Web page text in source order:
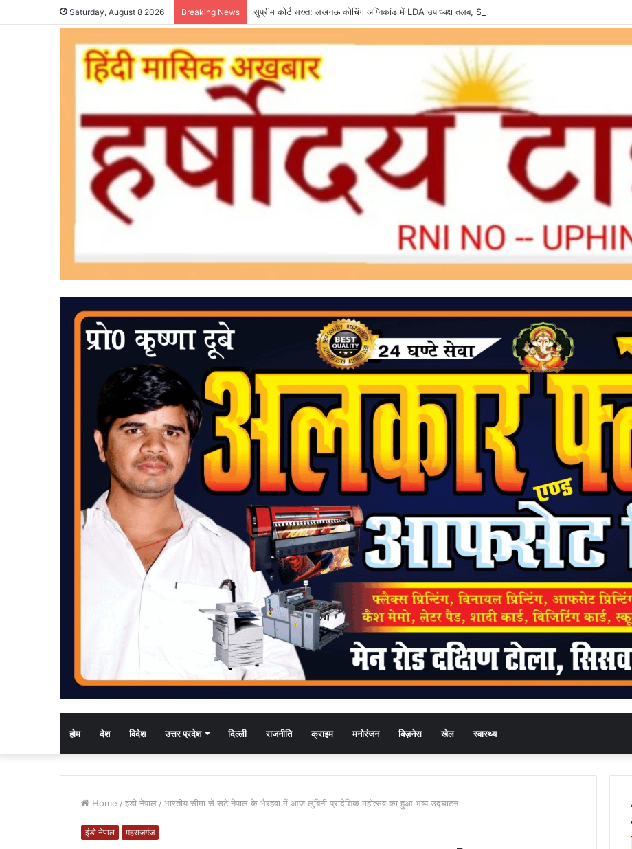
Saturday, August 8 2026 Breaking News सुप्रीम कोर्ट सख्त: लखनऊ कोचिंग अग्निकांड में LDA उपाध्यक्ष तलब, SIT से मांगी सीलबंद रिपोर्ट
होम देश विदेश उत्तर प्रदेश दिल्ली राजनीति क्राइम मनोरंजन बिज़नेस खेल स्वास्थ्य
Home / इंडो नेपाल / भारतीय सीमा से सटे नेपाल के भैरहवा में आज लुंबिनी प्रादेशिक महोत्सव का हुआ भव्य उद्घाटन
इंडो नेपाल महराजगंज